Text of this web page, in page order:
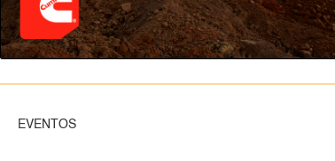
EVENTOS